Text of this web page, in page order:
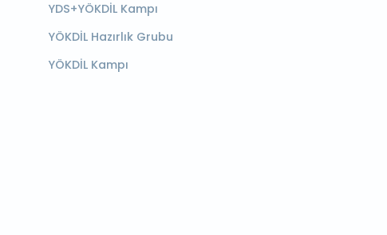
YDS+YÖKDİL Kampı
YÖKDİL Hazırlık Grubu
YÖKDİL Kampı